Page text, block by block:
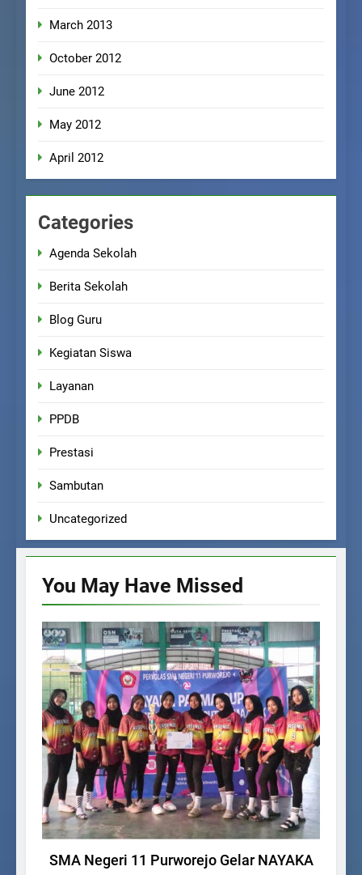
March 2013
October 2012
June 2012
May 2012
April 2012
Categories
Agenda Sekolah
Berita Sekolah
Blog Guru
Kegiatan Siswa
Layanan
PPDB
Prestasi
Sambutan
Uncategorized
You May Have Missed
UNCATEGORIZED
SMA Negeri 11 Purworejo Gelar NAYAKA